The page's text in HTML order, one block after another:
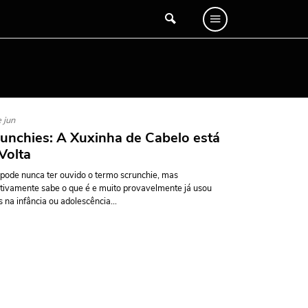
jun
A Xuxinha de Cabelo está
nunca ter ouvido o termo scrunchie, mas
sabe o que é e muito provavelmente já usou
na infância ou adolescência...